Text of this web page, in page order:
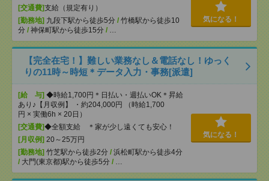
[交通費]支給（規定有り）
[勤務地] 九段下駅から徒歩5分 / 竹橋駅から徒歩10
分 / 神保町駅から徒歩15分 / …
気になる！
【完全在宅！】難しい業務なし＆電話なし！ゆっく
りの11時～時短＊データ入力・事務[派遣]
[給 与] ◆時給1,700円＊日払い・週払いOK＊昇給
あり♪【月収例】 ・約204,000円 （時給1,700
円 × 実働6h × 20日）
[交通費]◆全額支給 ＊家が少し遠くても安心！
[月収例] 20～25万円
[勤務地] 竹芝駅から徒歩2分 / 浜松町駅から徒歩4分
/ 大門(東京都)駅から徒歩5分 / …
気になる！